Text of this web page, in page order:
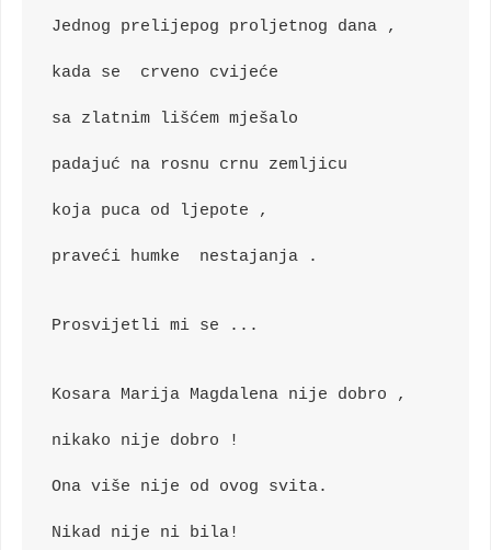
Jednog prelijepog proljetnog dana ,
kada se  crveno cvijeće
sa zlatnim lišćem mješalo
padajuć na rosnu crnu zemljicu
koja puca od ljepote ,
praveći humke  nestajanja .
Prosvijetli mi se ...
Kosara Marija Magdalena nije dobro ,
nikako nije dobro !
Ona više nije od ovog svita.
Nikad nije ni bila!